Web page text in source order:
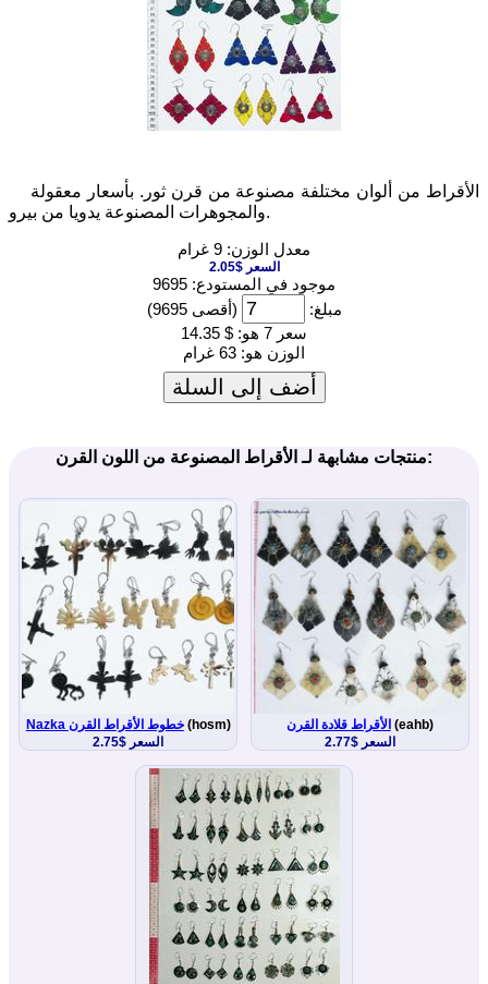
الأقراط من ألوان مختلفة مصنوعة من قرن ثور. بأسعار معقولة
والمجوهرات المصنوعة يدويا من بيرو.
معدل الوزن: 9 غرام
السعر $2.05
موجود في المستودع: 9695
مبلغ:
(أقصى 9695)
سعر 7 هو:
$ 14.35
الوزن هو: 63 غرام
أضف إلى السلة
منتجات مشابهة لـ الأقراط المصنوعة من اللون القرن:
Nazka خطوط الأقراط القرن(hosm)
السعر $2.75
الأقراط قلادة القرن(eahb)
السعر $2.77